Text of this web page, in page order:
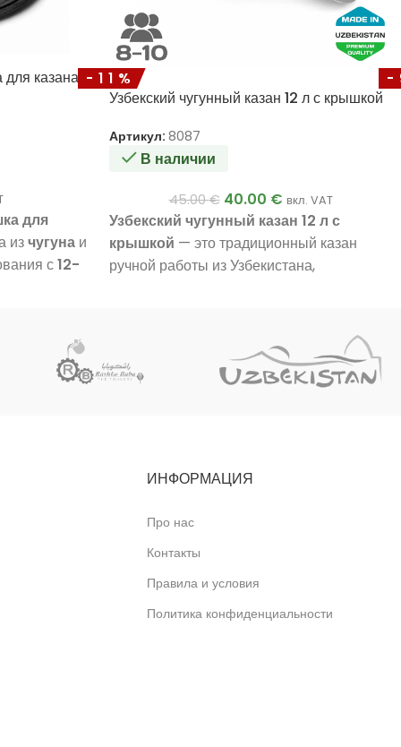
казана
для
изчугуна и
с12-
-11%
Узбекский чугунный казан 12 л с крышкой
Артикул: 8087
В наличии
45.00€ 40.00 € вкл. VAT
Узбекский чугунный казан 12 л с
крышкой — это традиционный казан
ручной работы из Узбекистана,
поверхность, плоское внешнее дно и
алюминиевую крышку. Подходит для
-
ИНФОРМАЦИЯ
Про нас
Контакты
Правила и условия
Политика конфиденциальности